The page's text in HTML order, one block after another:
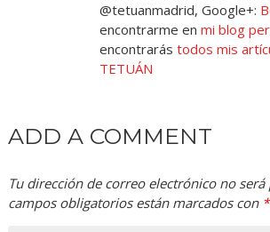
@tetuanmadrid, Google+:
encontrarme en mi blog
encontrarás todos mis
TETUÁN
ADD A COMMENT
Tu dirección de correo electrónico no será
campos obligatorios están marcados con *